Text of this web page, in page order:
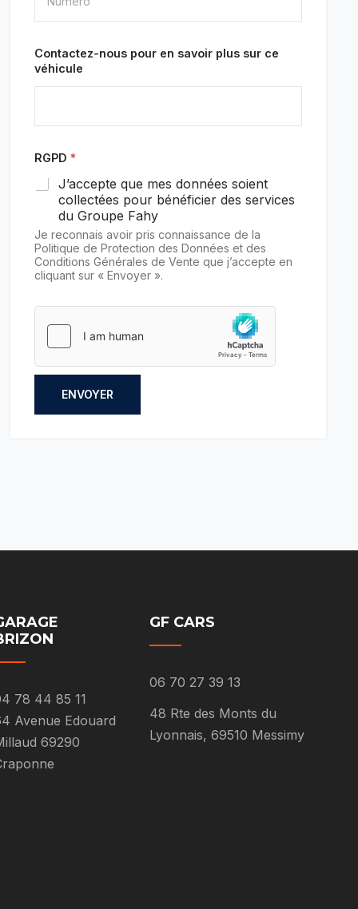
Contactez-nous pour en savoir plus sur ce
véhicule
RGPD*
J’accepte que mes données soient
collectées pour bénéficier des services
du Groupe Fahy
Je reconnais avoir pris connaissance de la
Politique de Protection des Données et des
Conditions Générales de Vente que j’accepte en
cliquant sur « Envoyer ».
ENVOYER
78 44 85 11
Avenue Edouard
69290
GF CARS
06 70 27 39 13
48 Rte des Monts du
Lyonnais, 69510 Messimy